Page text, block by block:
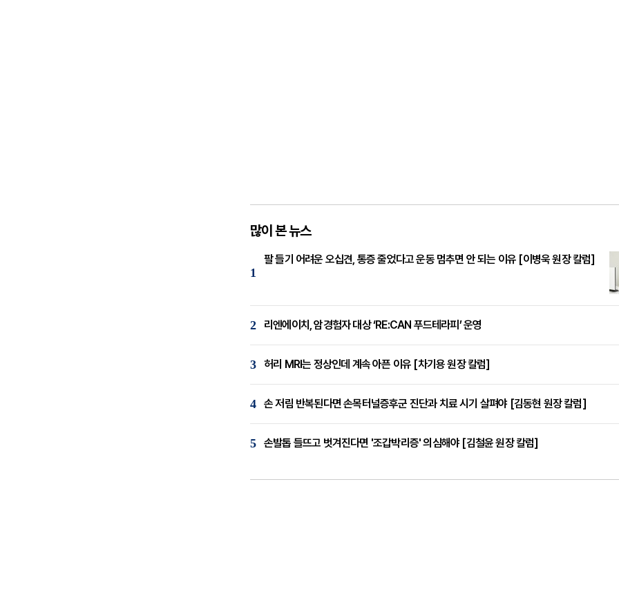
많이 본 뉴스
1
팔 들기 어려운 오십견, 통증 줄었다고 운동 멈추면 안 되는 이유 [이병욱 원장 칼럼]
2 리엔에이치, 암경험자 대상 ‘RE:CAN 푸드테라피’ 운영
3 허리 MRI는 정상인데 계속 아픈 이유 [차기용 원장 칼럼]
4 손 저림 반복된다면 손목터널증후군 진단과 치료 시기 살펴야 [김동현 원장 칼럼]
5 손발톱 들뜨고 벗겨진다면 '조갑박리증' 의심해야 [김철윤 원장 칼럼]